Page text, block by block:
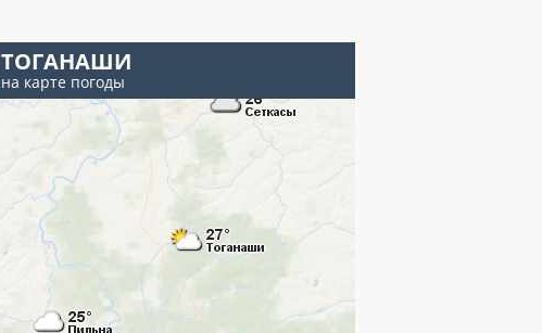
ТОГАНАШИ
на карте погоды